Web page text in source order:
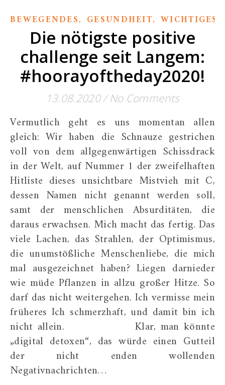
BEWEGENDES, GESUNDHEIT, WICHTIGES
Die nötigste positive
challenge seit Langem:
#hoorayoftheday2020!
13.08.2020/ No Comments
Vermutlich geht es uns momentan allen
gleich: Wir haben die Schnauze gestrichen
voll von dem allgegenwärtigen Schissdrack
in der Welt, auf Nummer 1 der zweifelhaften
Hitliste dieses unsichtbare Mistvieh mit C,
dessen Namen nicht genannt werden soll,
samt der menschlichen Absurditäten, die
daraus erwachsen. Mich macht das fertig. Das
viele Lachen, das Strahlen, der Optimismus,
die unumstößliche Menschenliebe, die mich
mal ausgezeichnet haben? Liegen darnieder
wie müde Pflanzen in allzu großer Hitze. So
darf das nicht weitergehen. Ich vermisse mein
früheres Ich schmerzhaft, und damit bin ich
nicht allein. Klar, man könnte
„digital detoxen“, das würde einen Gutteil
der nicht enden wollenden
Negativnachrichten…